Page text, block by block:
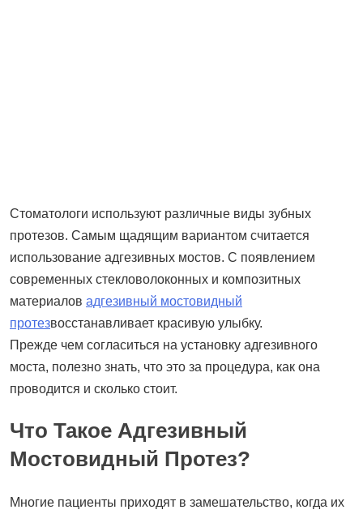
Стоматологи используют различные виды зубных
протезов. Самым щадящим вариантом считается
использование адгезивных мостов. С появлением
современных стекловолоконных и композитных
материалов адгезивный мостовидный
протезвосстанавливает красивую улыбку.
Прежде чем согласиться на установку адгезивного
моста, полезно знать, что это за процедура, как она
проводится и сколько стоит.
Что Такое Адгезивный
Мостовидный Протез?
Многие пациенты приходят в замешательство, когда их